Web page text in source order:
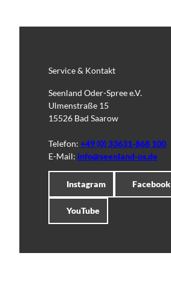
Service & Kontakt
Seenland Oder-Spree e.V.
Ulmenstraße 15
15526 Bad Saarow
Telefon: +49 (0) 33631-868 100
E-Mail: info@seenland-os.de
Instagram Facebook
YouTube